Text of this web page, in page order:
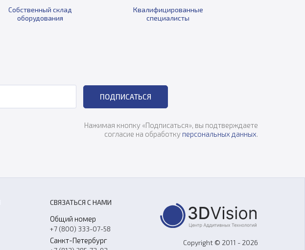
Собственный склад
оборудования
Квалифицированные
специалисты
ПОДПИСАТЬСЯ
Нажимая кнопку «Подписаться», вы подтверждаете
согласие на обработку персональных данных.
СВЯЗАТЬСЯ С НАМИ
Общий номер
+7 (800) 333-07-58
Санкт-Петербург
Copyright © 2011 - 2026